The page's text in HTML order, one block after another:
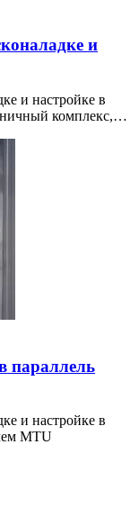
и
и настройке в
комплекс,…
параллель
и настройке в
MTU